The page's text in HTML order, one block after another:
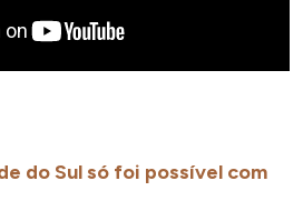
do Sul só foi possível com